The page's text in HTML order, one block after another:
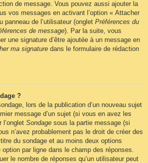
de message. Vous pouvez aussi ajouter la
vos messages en activant l’option « Attacher
panneau de l’utilisateur (onglet Préférences du
de message). Par la suite, vous
une signature d’être ajoutée à un message en
ma signature dans le formulaire de rédaction
?
lors de la publication d’un nouveau sujet
message d’un sujet (si vous en avez les
Sondage sous la partie message (si
n’avez probablement pas le droit de créer des
du sondage et au moins deux options
par ligne dans le champ des réponses.
le nombre de réponses qu’un utilisateur peut